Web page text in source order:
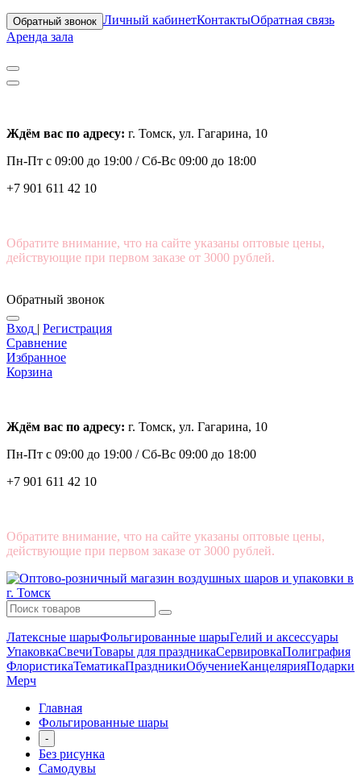
Обратный звонок Личный кабинетКонтактыОбратная связь
Аренда зала
Ждём вас по адресу: г. Томск, ул. Гагарина, 10
Пн-Пт с 09:00 до 19:00 /Сб-Вс 09:00 до 18:00
+7 901 611 42 10
Обратите внимание, что на сайте указаны оптовые цены,
действующие при первом заказе от 3000 рублей.
Обратный звонок
Вход | Регистрация
Сравнение
Избранное
Корзина
Ждём вас по адресу: г. Томск, ул. Гагарина, 10
Пн-Пт с 09:00 до 19:00 /Сб-Вс 09:00 до 18:00
+7 901 611 42 10
Обратите внимание, что на сайте указаны оптовые цены,
действующие при первом заказе от 3000 рублей.
Латексные шарыФольгированные шарыГелий и аксессуары
УпаковкаСвечиТовары для праздникаСервировкаПолиграфия
ФлористикаТематикаПраздникиОбучениеКанцелярияПодарки
Мерч
Главная
Фольгированные шары
-
Без рисунка
Самодувы